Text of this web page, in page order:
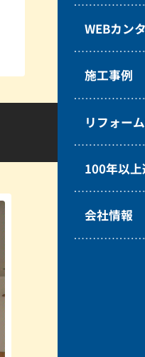
WEBカン
施工事例
リフォー
100年以
会社情報